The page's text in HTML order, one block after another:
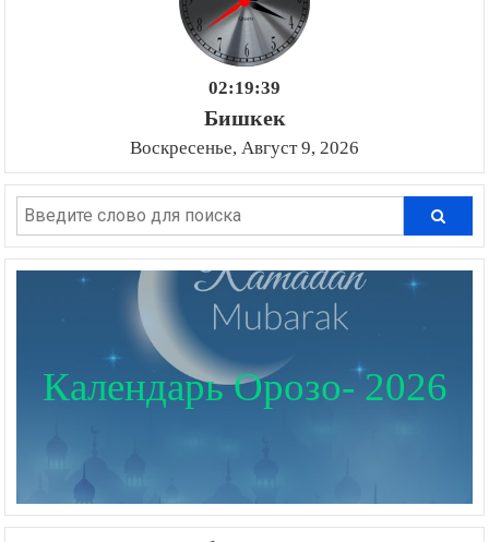
02:19:40
Бишкек
Воскресенье, Август 9, 2026
Календарь Орозо- 2026